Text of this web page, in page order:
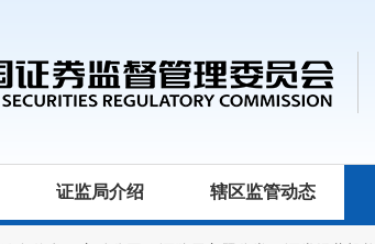
证监局介绍 辖区监管动态